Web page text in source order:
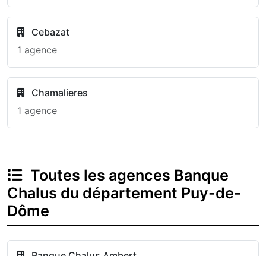
Cebazat
1 agence
Chamalieres
1 agence
Toutes les agences Banque
Chalus du département Puy-de-
Dôme